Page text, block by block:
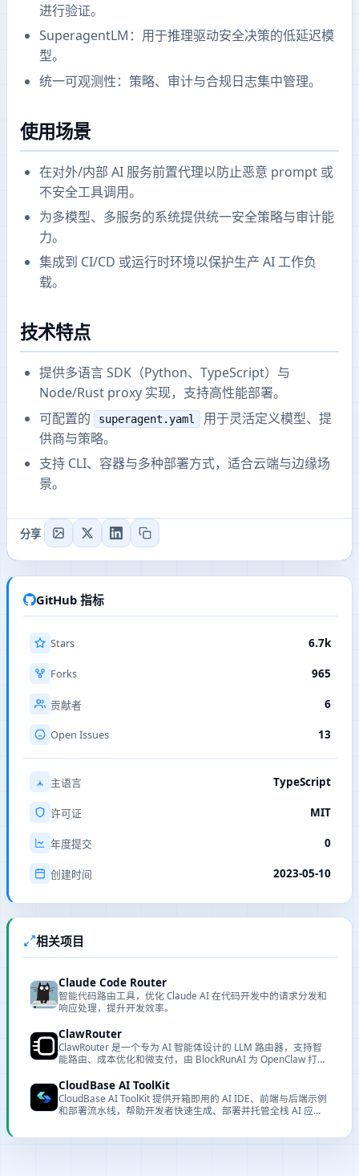
进行验证。
SuperagentLM：用于推理驱动安全决策的低延迟模
型。
统一可观测性：策略、审计与合规日志集中管理。
使用场景
在对外/内部 AI 服务前置代理以防止恶意 prompt 或
不安全工具调用。
为多模型、多服务的系统提供统一安全策略与审计能
力。
集成到 CI/CD 或运行时环境以保护生产 AI 工作负
载。
技术特点
提供多语言 SDK（Python、TypeScript）与
Node/Rust proxy 实现，支持高性能部署。
可配置的
superagent.yaml
用于灵活定义模型、提
供商与策略。
支持 CLI、容器与多种部署方式，适合云端与边缘场
景。
分享
GitHub 指标
Stars 6.7k
Forks 965
贡献者 6
Open Issues 13
主语言 TypeScript
许可证 MIT
年度提交 0
创建时间 2023-05-10
相关项目
Claude Code Router
智能代码路由工具，优化 Claude AI 在代码开发中的请求分发和
响应处理，提升开发效率。
ClawRouter
ClawRouter 是一个专为 AI 智能体设计的 LLM 路由器，支持智
能路由、成本优化和微支付，由 BlockRunAI 为 OpenClaw 打
CloudBase AI ToolKit
CloudBase AI ToolKit 提供开箱即用的 AI IDE、前端与后端示例
和部署流水线，帮助开发者快速生成、部署并托管全栈 AI 应